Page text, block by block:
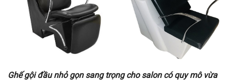
Ghế gội đầu nhỏ gọn sang trọng cho salon có quy mô vừa